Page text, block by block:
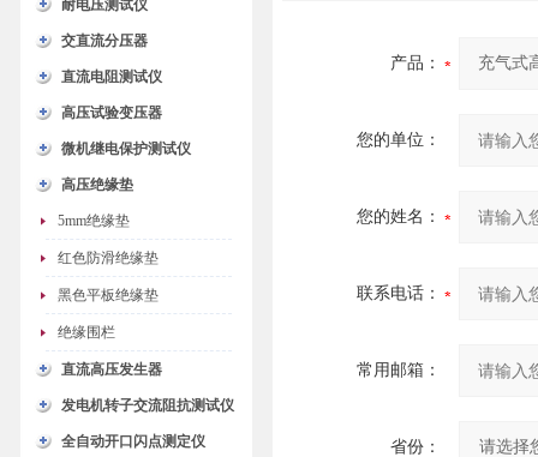
耐电压测试仪
交直流分压器
直流电阻测试仪
高压试验变压器
微机继电保护测试仪
高压绝缘垫
5mm绝缘垫
红色防滑绝缘垫
黑色平板绝缘垫
绝缘围栏
直流高压发生器
发电机转子交流阻抗测试仪
全自动开口闪点测定仪
产品：
您的单位：
您的姓名：
联系电话：
常用邮箱：
省份：